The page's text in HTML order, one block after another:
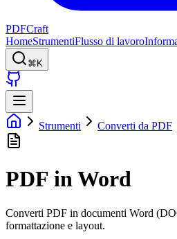
PDFCraft
HomeStrumentiFlusso di lavoro
⌘K
Strumenti Converti da PDF
PDF in Word
Converti PDF in documenti Word
formattazione e layout.